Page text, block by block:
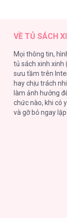
VỀ TỦ SÁCH
Mọi thông tin,
tủ sách xinh xinh
sưu tầm trên
hay chịu trách
làm ảnh hưởng
chức nào, khi có
và gỡ bỏ ngay